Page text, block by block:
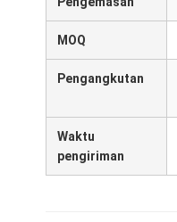
MOQ
Pengangkutan
Waktu
pengiriman